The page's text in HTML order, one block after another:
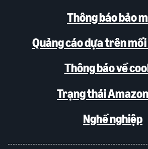
Thông báo bảo
Quảng cáo dựa trên
Thông báo về
Trạng thái
Nghề nghiệp